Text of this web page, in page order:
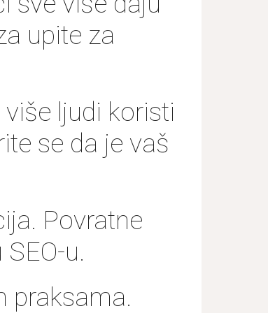
upite za
ljudi koristi
se da je vaš
Povratne
u.
praksama.